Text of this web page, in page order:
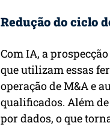
Redução do ciclo
Com IA, a
que utilizam essas
operação de M&A e
qualificados. Além
por dados, o que